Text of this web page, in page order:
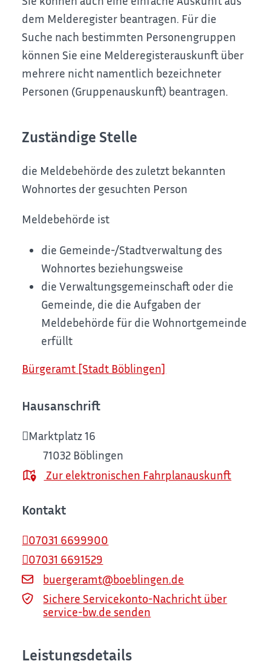
dem Melderegister beantragen. Für die
Suche nach bestimmten Personengruppen
können Sie eine Melderegisterauskunft über
mehrere nicht namentlich bezeichneter
Personen (Gruppenauskunft) beantragen.
Zuständige Stelle
die Meldebehörde des zuletzt bekannten
Wohnortes der gesuchten Person
Meldebehörde ist
die Gemeinde-/Stadtverwaltung des
Wohnortes beziehungsweise
die Verwaltungsgemeinschaft oder die
Gemeinde, die die Aufgaben der
Meldebehörde für die Wohnortgemeinde
erfüllt
Bürgeramt [Stadt Böblingen]
Hausanschrift
Marktplatz 16
71032 Böblingen
Zur elektronischen Fahrplanauskunft
Kontakt
07031 6699900
07031 6691529
buergeramt@boeblingen.de
Sichere Servicekonto-Nachricht über
service-bw.de senden
Leistungsdetails